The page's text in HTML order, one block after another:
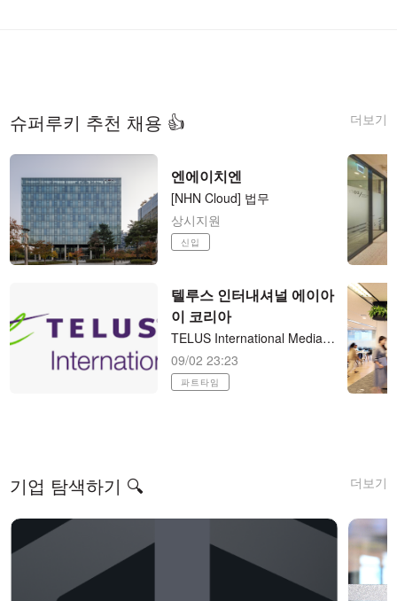
더보기
슈퍼루키 추천 채용 👍
엔에이치엔
[NHN Cloud] 법무
상시지원
신입
텔루스 인터내셔널 에이아
이 코리아
TELUS International Media Search Analyst - Korean (KR) 재택 파트타임 (직장병행 가능)
09/02 23:23
파트타임
더보기
기업 탐색하기 🔍